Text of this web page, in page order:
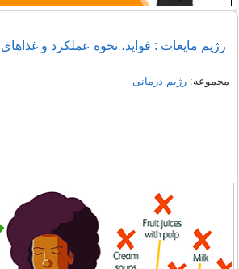
رژیم مایعات : فواید، نحوه عملکرد و
مجموعه:رژیم درمانی